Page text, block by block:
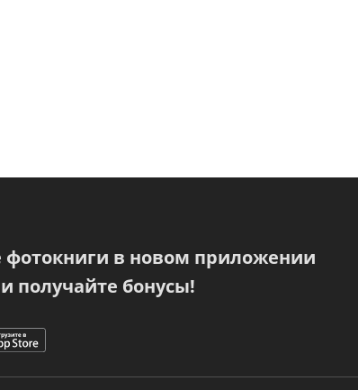
фотокниги в новом приложении
получайте бонусы!